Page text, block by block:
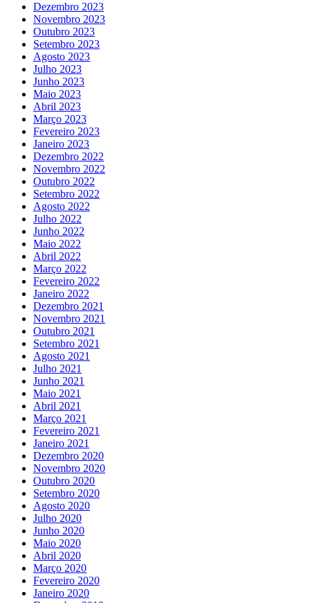
Dezembro 2023
Novembro 2023
Outubro 2023
Setembro 2023
Agosto 2023
Julho 2023
Junho 2023
Maio 2023
Abril 2023
Março 2023
Fevereiro 2023
Janeiro 2023
Dezembro 2022
Novembro 2022
Outubro 2022
Setembro 2022
Agosto 2022
Julho 2022
Junho 2022
Maio 2022
Abril 2022
Março 2022
Fevereiro 2022
Janeiro 2022
Dezembro 2021
Novembro 2021
Outubro 2021
Setembro 2021
Agosto 2021
Julho 2021
Junho 2021
Maio 2021
Abril 2021
Março 2021
Fevereiro 2021
Janeiro 2021
Dezembro 2020
Novembro 2020
Outubro 2020
Setembro 2020
Agosto 2020
Julho 2020
Junho 2020
Maio 2020
Abril 2020
Março 2020
Fevereiro 2020
Janeiro 2020